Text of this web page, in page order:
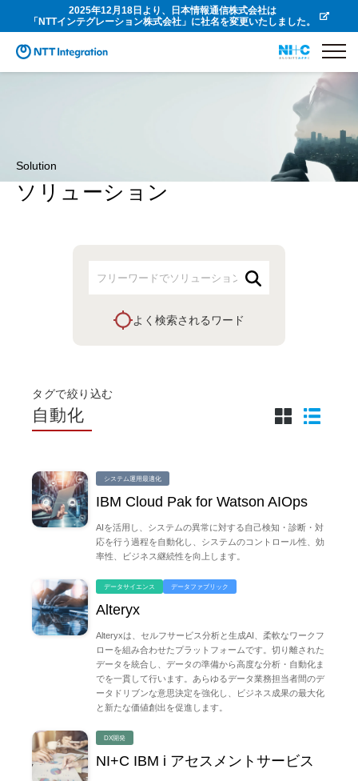
2025年12月18日より、日本情報通信株式会社は
「NTTインテグレーション株式会社」に社名を変更いたしました。
Solution
ソリューション
よく検索されるワード
タグで絞り込む
自動化
システム運用最適化
IBM Cloud Pak for Watson AIOps
AIを活用し、システムの異常に対する自己検知・診断・対
応を行う過程を自動化し、システムのコントロール性、効
率性、ビジネス継続性を向上します。
データサイエンス データファブリック
Alteryx
Alteryxは、セルフサービス分析と生成AI、柔軟なワークフ
ローを組み合わせたプラットフォームです。切り離された
データを統合し、データの準備から高度な分析・自動化ま
でを一貫して行います。あらゆるデータ業務担当者間のデ
ータドリブンな意思決定を強化し、ビジネス成果の最大化
と新たな価値創出を促進します。
DX開発
NI+C IBM i アセスメントサービス